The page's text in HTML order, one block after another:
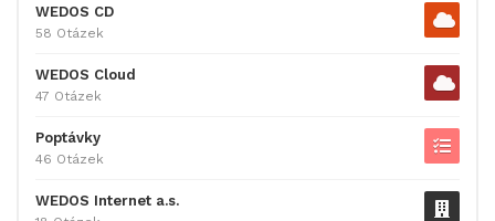
WEDOS CD
58 Otázek
WEDOS Cloud
47 Otázek
Poptávky
46 Otázek
WEDOS Internet a.s.